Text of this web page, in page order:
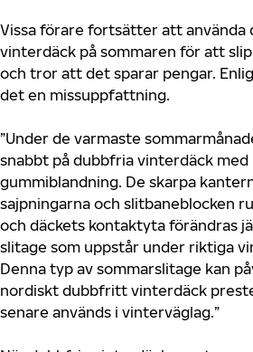
Vissa förare fortsätter att använda
vinterdäck på sommaren för att
och tror att det sparar pengar.
det en missuppfattning.
”Under de varmaste
snabbt på dubbfria vinterdäck med
gummiblandning. De skarpa
sajpningarna och slitbaneblocken
och däckets kontaktyta förändras
slitage som uppstår under riktiga
Denna typ av sommarslitage kan
nordiskt dubbfritt vinterdäck
senare används i vinterväglag.”